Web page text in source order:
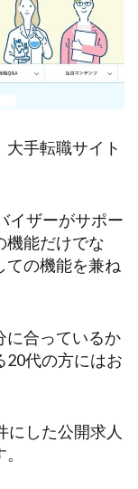
手転職サイト
イザーがサポー
機能だけでな
ての機能を兼ね
に合っているか
20代の方にはお
にした公開求人